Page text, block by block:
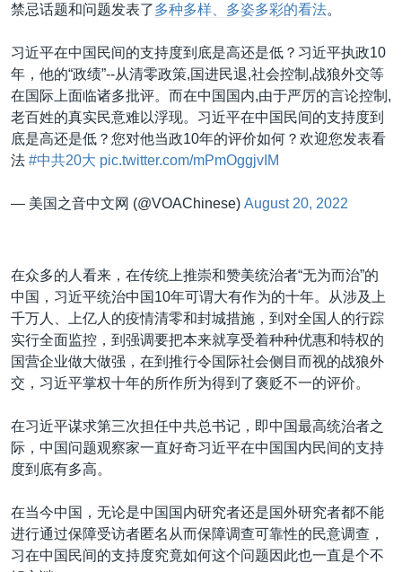
南中国海争端
关注新疆
GEN Z 看美国
禁忌话题和问题发表了多种多样、多姿多彩的看法。
习近平在中国民间的支持度到底是高还是低？习近平执政10
年，他的“政绩”--从清零政策,国进民退,社会控制,战狼外交等
在国际上面临诸多批评。而在中国国内,由于严厉的言论控制,
老百姓的真实民意难以浮现。习近平在中国民间的支持度到
底是高还是低？您对他当政10年的评价如何？欢迎您发表看
法 #中共20大 pic.twitter.com/mPmOggjvIM
— 美国之音中文网 (@VOAChinese) August 20, 2022
在众多的人看来，在传统上推崇和赞美统治者“无为而治”的
中国，习近平统治中国10年可谓大有作为的十年。从涉及上
千万人、上亿人的疫情清零和封城措施，到对全国人的行踪
实行全面监控，到强调要把本来就享受着种种优惠和特权的
国营企业做大做强，在到推行令国际社会侧目而视的战狼外
交，习近平掌权十年的所作所为得到了褒贬不一的评价。
在习近平谋求第三次担任中共总书记，即中国最高统治者之
际，中国问题观察家一直好奇习近平在中国国内民间的支持
度到底有多高。
在当今中国，无论是中国国内研究者还是国外研究者都不能
进行通过保障受访者匿名从而保障调查可靠性的民意调查，
习在中国民间的支持度究竟如何这个问题因此也一直是个不